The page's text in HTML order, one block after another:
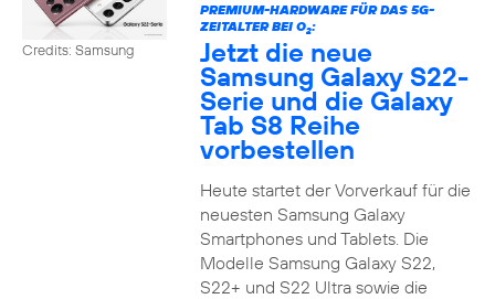
Credits: Samsung
PREMIUM-HARDWARE FÜR DAS 5G-
ZEITALTER BEI O2:
Jetzt die neue
Samsung Galaxy S22-
Serie und die Galaxy
Tab S8 Reihe
vorbestellen
Heute startet der Vorverkauf für die
neuesten Samsung Galaxy
Smartphones und Tablets. Die
Modelle Samsung Galaxy S22,
S22+ und S22 Ultra sowie die